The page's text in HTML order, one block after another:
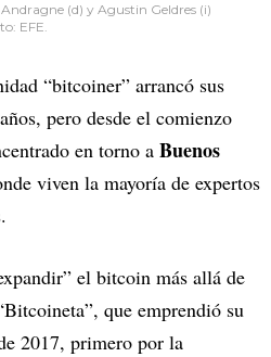
(d) y Agustin Geldres (i)
EFE.
“bitcoiner” arrancó sus
pero desde el comienzo
en torno a Buenos
viven la mayoría de expertos
el bitcoin más allá de
que emprendió su
2017, primero por la